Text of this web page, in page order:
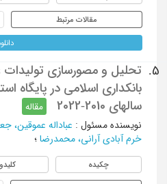
مقالات مرتبط
دانلود
5.
تحلیل و مصورسازی تولیدات
بانکداری اسلامی در پایگاه
سالهای 2010-2022
مقاله
نویسنده مسئول : عباداله عموقین،
خرم آبادی آرانی، محمدرضا؛
چکیده